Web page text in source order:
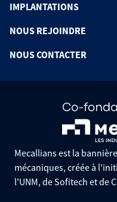
IMPLANTATIONS
NOUS REJOINDRE
NOUS CONTACTER
Mecallians est la
mécaniques, créée à
l'UNM, de Sofitech et de